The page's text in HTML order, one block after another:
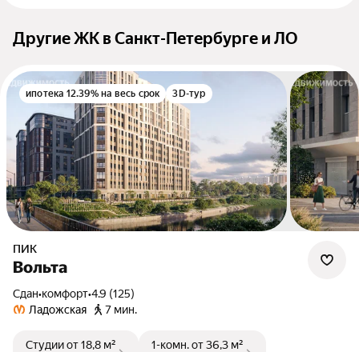
Другие ЖК в Санкт-Петербурге и ЛО
ипотека 12.39% на весь срок 3D-тур
ПИК
Вольта
Сдан•комфорт•4.9 (125)
Ладожская
7 мин.
Студииот 18,8 м²
1-комн.от 36,3 м²